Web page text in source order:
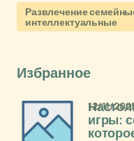
Развлечение
интеллектуальные
Избранное
игры:
12/11/